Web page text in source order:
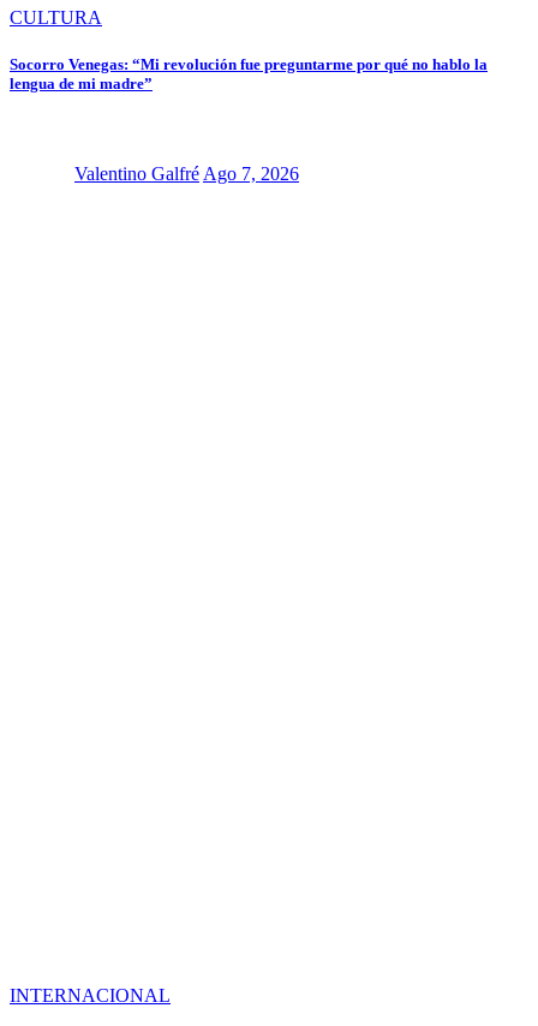
CULTURA
Socorro Venegas: “Mi revolución fue preguntarme por qué no hablo la
lengua de mi madre”
Valentino Galfré Ago 7, 2026
INTERNACIONAL